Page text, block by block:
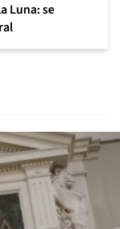
Luna: se